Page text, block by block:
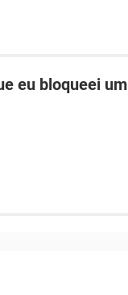
eu bloqueei um